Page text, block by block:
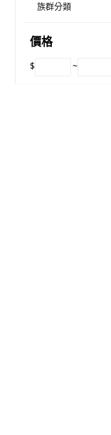
族群分類
價格
$ ~